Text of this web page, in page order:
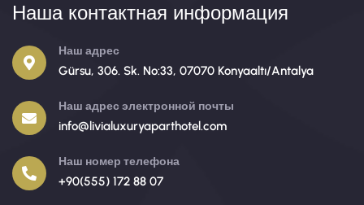
Наша контактная информация
Наш адрес
Gürsu, 306. Sk. No:33, 07070 Konyaaltı/Antalya
Наш адрес электронной почты
info@livialuxuryaparthotel.com
Наш номер телефона
+90(555) 172 88 07